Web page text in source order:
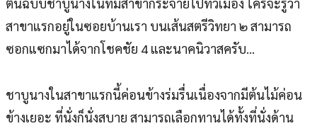
สาขาแรกอยู่ในซอยบ้านเรา บนเส้นสตรีวิทยา ๒ สามารถ
ซอกแซกมาได้จากโชคชัย 4 และนาคนิวาสครับ…
ชาบูนางในสาขาแรกนี้ค่อนข้างร่มรื่นเนื่องจากมีต้นไม้ค่อน
ข้างเยอะ ที่นั่งก็นั่งสบาย สามารถเลือกทานได้ทั้งที่นั่งด้าน